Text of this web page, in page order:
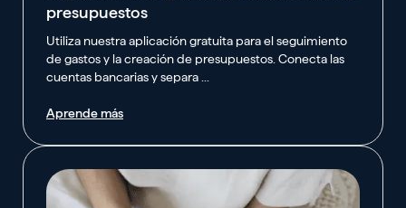
presupuestos
Utiliza nuestra aplicación gratuita para el seguimiento
de gastos y la creación de presupuestos. Conecta las
cuentas bancarias y separa ...
Aprende más